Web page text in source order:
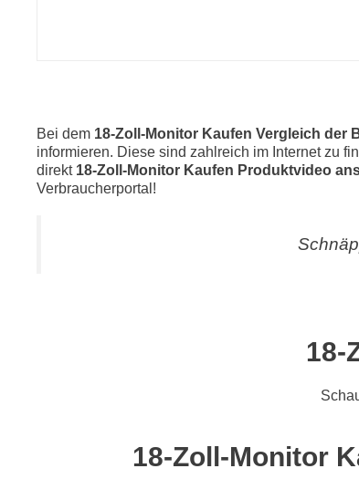
Bei dem 18-Zoll-Monitor Kaufen Vergleich der
informieren. Diese sind zahlreich im Internet zu
direkt 18-Zoll-Monitor Kaufen Produktvideo
Verbraucherportal!
18-
18-Zoll-Monitor